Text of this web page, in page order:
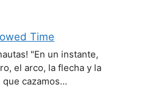
Time
"En un instante,
el arco, la flecha y la
que cazamos…